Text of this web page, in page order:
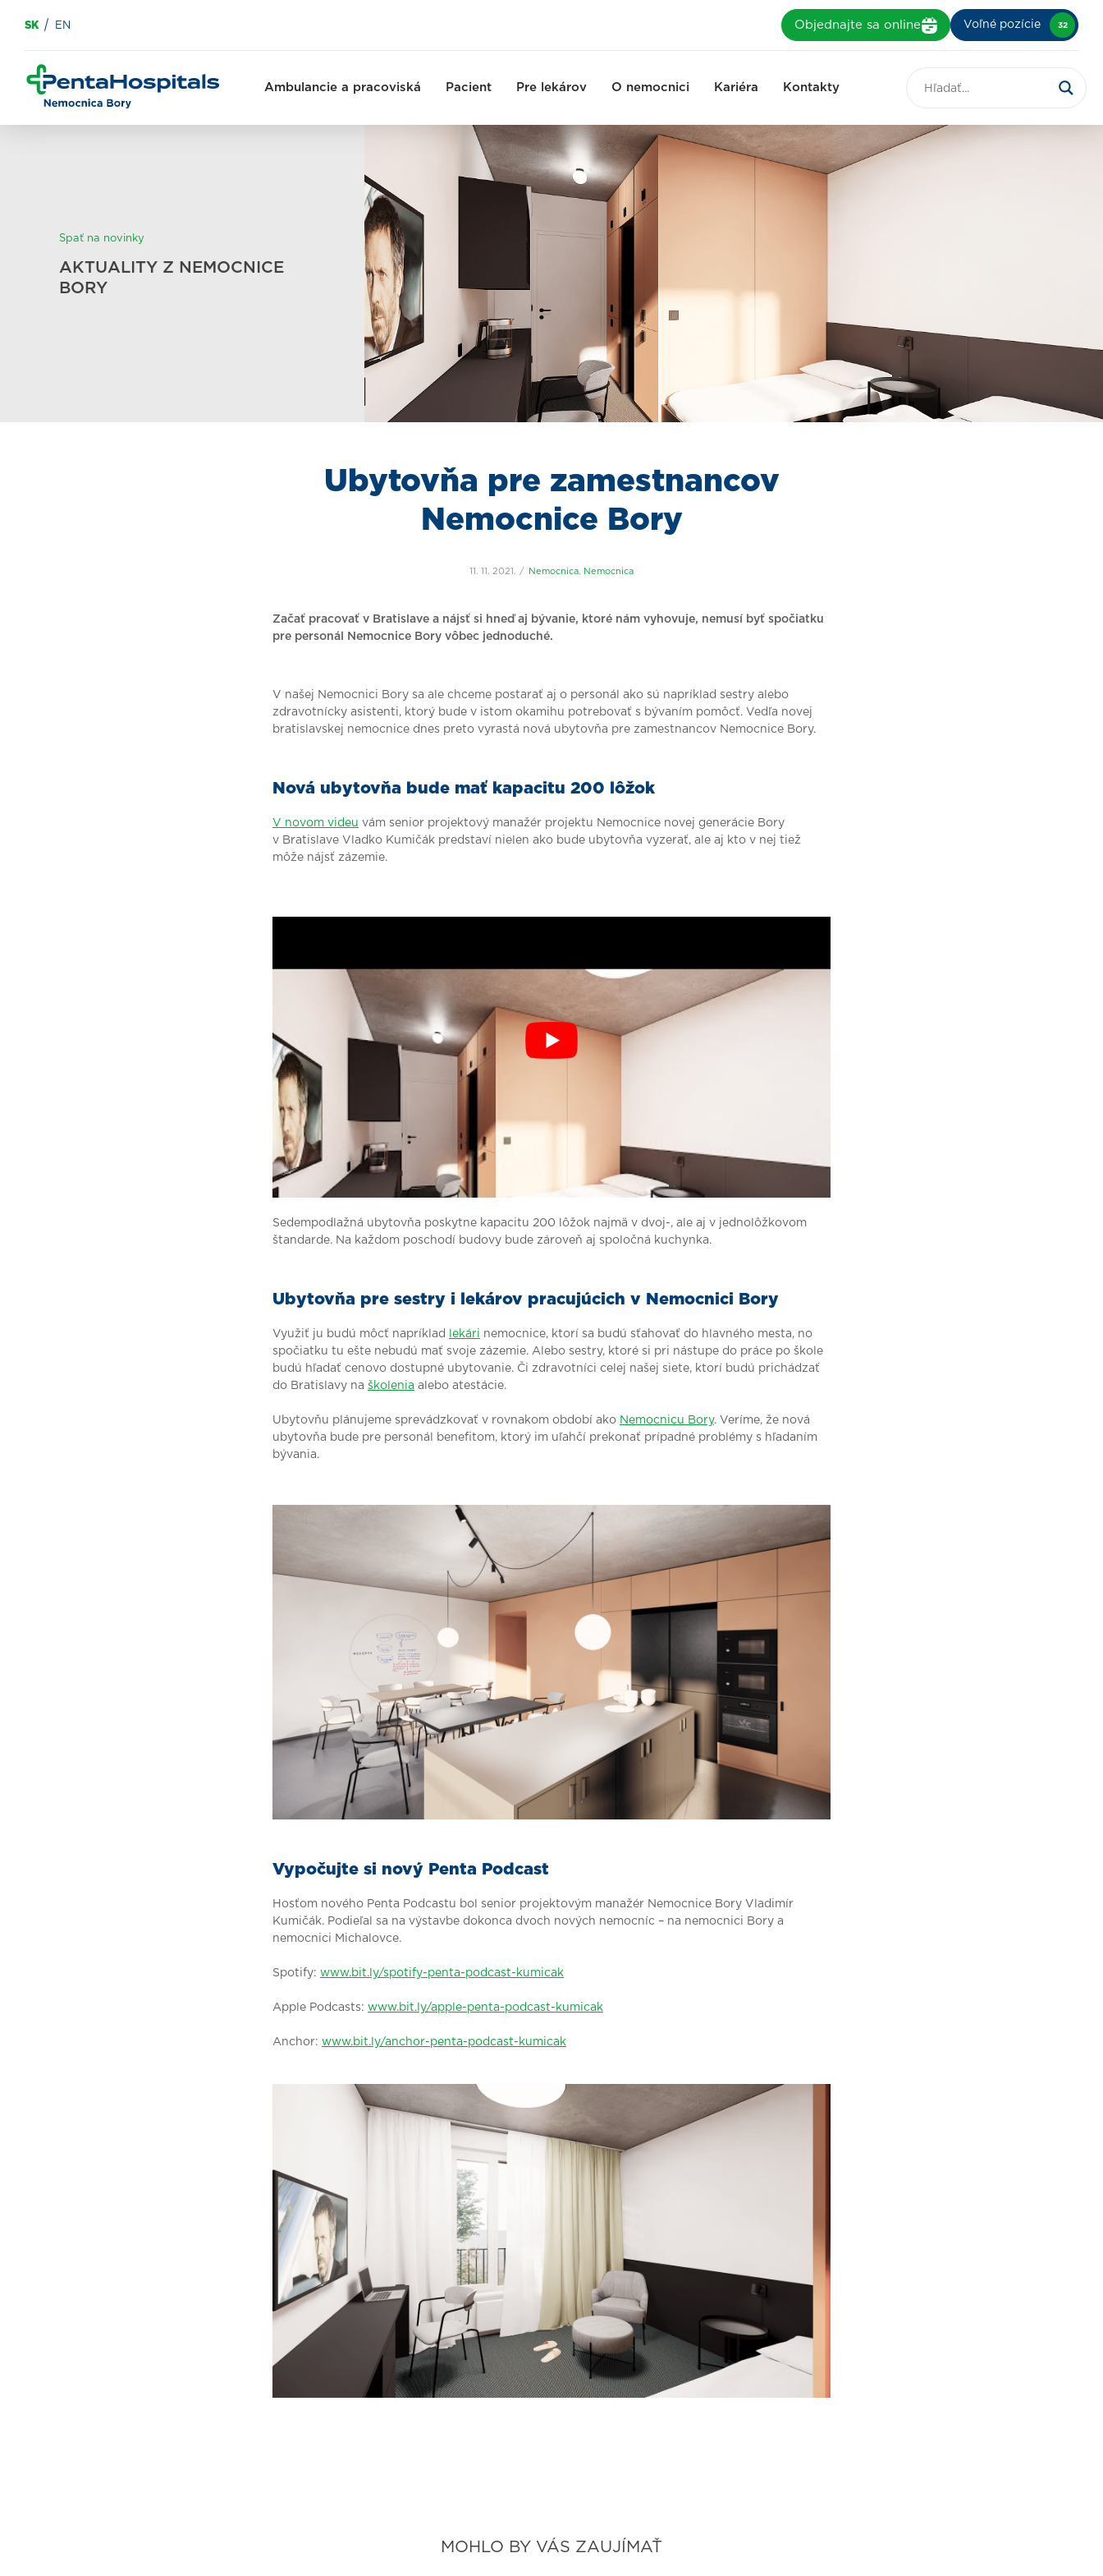
SK EN Objednajte sa online Voľné pozície 32
Ambulancie a pracoviská Pacient Pre lekárov O nemocnici Kariéra Kontakty
Spať na novinky
AKTUALITY Z NEMOCNICE
BORY
Ubytovňa pre zamestnancov
Nemocnice Bory
11. 11. 2021. Nemocnica Nemocnica
Začať pracovať v Bratislave a nájsť si hneď aj bývanie, ktoré nám vyhovuje, nemusí byť spočiatku
pre personál Nemocnice Bory vôbec jednoduché.
V našej Nemocnici Bory sa ale chceme postarať aj o personál ako sú napríklad sestry alebo
zdravotnícky asistenti, ktorý bude v istom okamihu potrebovať s bývaním pomôcť. Vedľa novej
bratislavskej nemocnice dnes preto vyrastá nová ubytovňa pre zamestnancov Nemocnice Bory.
Nová ubytovňa bude mať kapacitu 200 lôžok
V novom videu vám senior projektový manažér projektu Nemocnice novej generácie Bory
v Bratislave Vladko Kumičák predstaví nielen ako bude ubytovňa vyzerať, ale aj kto v nej tiež
môže nájsť zázemie.
Sedempodlažná ubytovňa poskytne kapacitu 200 lôžok najmä v dvoj-, ale aj v jednolôžkovom
štandarde. Na každom poschodí budovy bude zároveň aj spoločná kuchynka.
Ubytovňa pre sestry i lekárov pracujúcich v Nemocnici Bory
Využiť ju budú môcť napríklad lekári nemocnice, ktorí sa budú sťahovať do hlavného mesta, no
spočiatku tu ešte nebudú mať svoje zázemie. Alebo sestry, ktoré si pri nástupe do práce po škole
budú hľadať cenovo dostupné ubytovanie. Či zdravotníci celej našej siete, ktorí budú prichádzať
do Bratislavy na školenia alebo atestácie.
Ubytovňu plánujeme sprevádzkovať v rovnakom období ako Nemocnicu Bory. Veríme, že nová
ubytovňa bude pre personál benefitom, ktorý im uľahčí prekonať prípadné problémy s hľadaním
bývania.
Vypočujte si nový Penta Podcast
Hosťom nového Penta Podcastu bol senior projektovým manažér Nemocnice Bory Vladimír
Kumičák. Podieľal sa na výstavbe dokonca dvoch nových nemocníc – na nemocnici Bory a
nemocnici Michalovce.
Spotify: www.bit.ly/spotify-penta-podcast-kumicak
Apple Podcasts: www.bit.ly/apple-penta-podcast-kumicak
Anchor: www.bit.ly/anchor-penta-podcast-kumicak
MOHLO BY VÁS ZAUJÍMAŤ